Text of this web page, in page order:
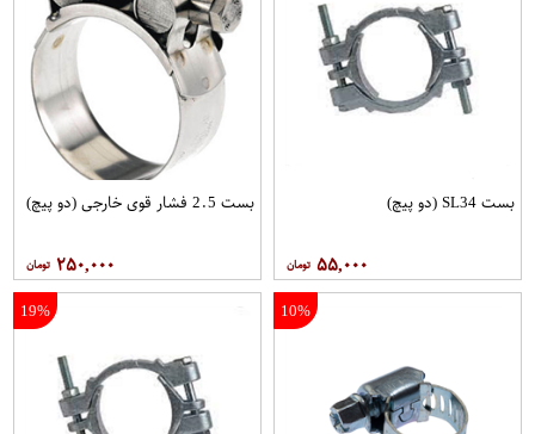
بست SL34 (دو پیچ)
۵۵,۰۰۰
بست 2.5 فشار قوی خارجی (دو پیچ)
۲۵۰,۰۰۰
10%
19%